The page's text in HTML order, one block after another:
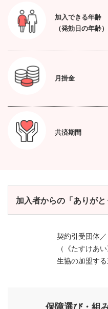
加入できる年齢
（発効日の年齢）
月掛金
共済期間
加入者からの「ありが
契約引受団体
（《たすけあ
生協の加盟す
保障選び・組